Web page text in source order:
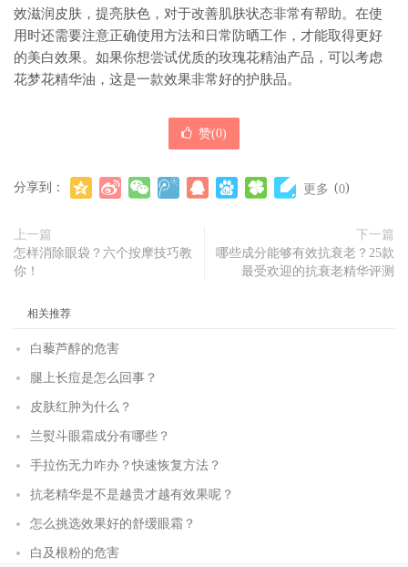
效滋润皮肤，提亮肤色，对于改善肌肤状态非常有帮助。在使
用时还需要注意正确使用方法和日常防晒工作，才能取得更好
的美白效果。如果你想尝试优质的玫瑰花精油产品，可以考虑
花梦花精华油，这是一款效果非常好的护肤品。
赞(0)
分享到： 更多 (0)
上一篇
怎样消除眼袋？六个按摩技巧教
你！
下一篇
哪些成分能够有效抗衰老？25款
最受欢迎的抗衰老精华评测
相关推荐
白藜芦醇的危害
腿上长痘是怎么回事？
皮肤红肿为什么？
兰熨斗眼霜成分有哪些？
手拉伤无力咋办？快速恢复方法？
抗老精华是不是越贵才越有效果呢？
怎么挑选效果好的舒缓眼霜？
白及根粉的危害